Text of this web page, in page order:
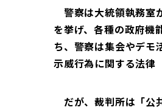
警察は大統領執務室
を挙げ、各種の政府機
ち、警察は集会やデモ
示威行為に関する法律
だが、裁判所は「公